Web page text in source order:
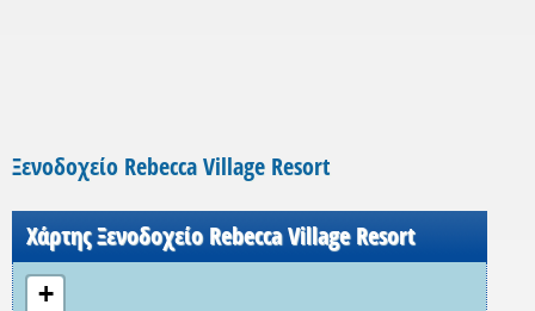
Ξενοδοχείο Rebecca Village Resort
Χάρτης Ξενοδοχείο Rebecca Village Resort
+